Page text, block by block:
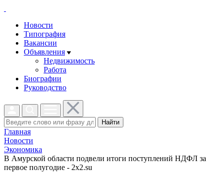
Новости
Типография
Вакансии
Объявления
Недвижимость
Работа
Биографии
Руководство
Найти
Главная
Новости
Экономика
В Амурской области подвели итоги поступлений НДФЛ за
первое полугодие - 2x2.su